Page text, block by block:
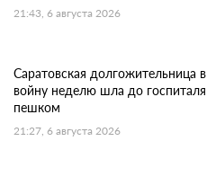
21:43, 6 августа 2026
Саратовская долгожительница в
войну неделю шла до госпиталя
пешком
21:27, 6 августа 2026